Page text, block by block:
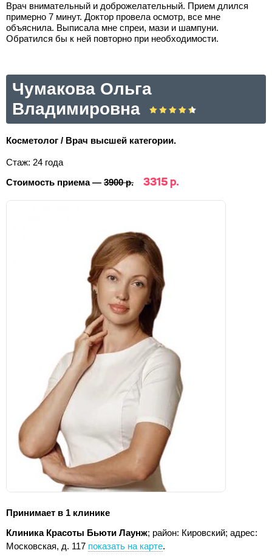
Врач внимательный и доброжелательный. Прием длился
примерно 7 минут. Доктор провела осмотр, все мне
объяснила. Выписала мне спреи, мази и шампуни.
Обратился бы к ней повторно при необходимости.
Чумакова Ольга
Владимировна
Косметолог / Врач высшей категории.
Стаж: 24 года
Стоимость приема — 3900 р. 3315 р.
Принимает в 1 клинике
Клиника Красоты Бьюти Лаунж; район: Кировский; адрес:
Московская, д. 117 показать на карте.